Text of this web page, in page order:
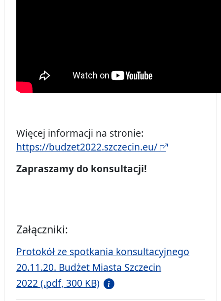
Więcej informacji na stronie:
https://budzet2022.szczecin.eu/
Zapraszamy do konsultacji!
Załączniki:
Protokół ze spotkania konsultacyjnego
20.11.20. Budżet Miasta Szczecin
2022 (.pdf, 300 KB)